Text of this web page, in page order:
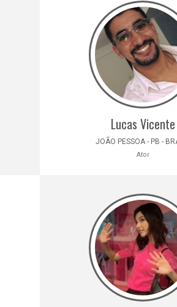
Lucas Vicente
JOÃO PESSOA - PB -
Ator